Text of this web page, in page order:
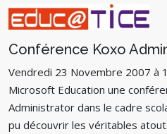
Conférence Koxo
Vendredi 23 Novembre 2007 à
Microsoft Education une
Administrator dans le cadre
pu découvrir les véritables